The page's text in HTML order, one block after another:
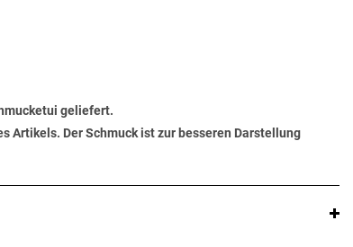
geliefert.
Artikels. Der Schmuck ist zur besseren Darstellung